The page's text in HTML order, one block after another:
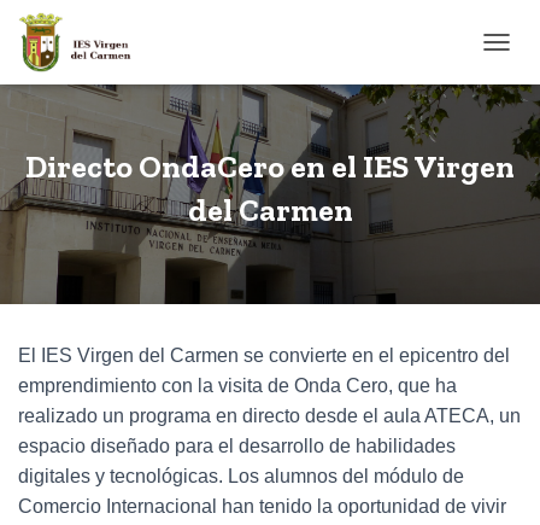
Directo OndaCero en el IES Virgen
del Carmen
El IES Virgen del Carmen se convierte en el epicentro del
emprendimiento con la visita de Onda Cero, que ha
realizado un programa en directo desde el aula ATECA, un
espacio diseñado para el desarrollo de habilidades
digitales y tecnológicas. Los alumnos del módulo de
Comercio Internacional han tenido la oportunidad de vivir